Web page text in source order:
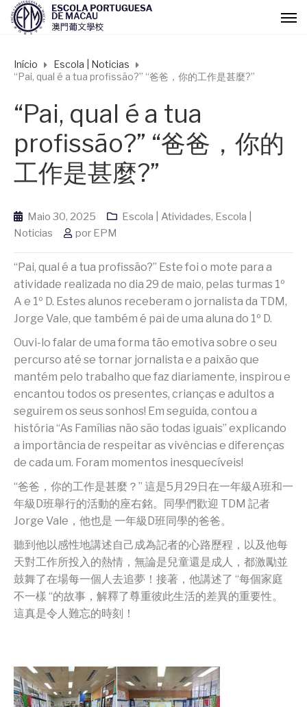
Início
Escola | Noticias
“Pai, qual é a tua profissão?” “爸爸，你的工作是甚麼?”
“Pai, qual é a tua
profissão?” “爸爸，你的
工作是甚麼?”
Maio 30, 2025 Escola | Atividades, Escola |
Noticias
por EPM
“Pai, qual é a tua profissão?” Este foi o mote para a
atividade realizada no dia 29 de maio, pelas turmas 1º
A e 1º D. Estes alunos receberam o jornalista da TDM,
Jorge Vale, que também é pai de uma aluna do 1º D.
Ouvi-lo falar de uma forma tão emotiva sobre o seu
percurso até se tornar jornalista e a paixão que
mantém pelo trabalho que faz diariamente, inspirou e
encantou todos os presentes, crianças e adultos a
seguirem os seus sonhos! Em seguida, contou a
história “As Famílias não são todas iguais” explicando
a importância de respeitar as vivências e diferenças
de cada um. Foram momentos inesquecíveis!
“爸爸，你的工作是甚麼？” 這是5月29日在一年級A班和一
年級D班舉行的活動的座右銘。同學們歡迎 TDM 記者
Jorge Vale，他也是 一年級D班同學的爸爸。
聽到他以感性地講述自己成為記者的心路歷程，以及他每
天對工作所投入的熱情，無論是兒童還是成人，都激勵並
鼓舞了在場每一個人去追夢！接著，他講述了 “每個家庭
不一樣 “的故事，解釋了尊重彼此生活的差異的重要性。
這真是令人難忘的時刻！